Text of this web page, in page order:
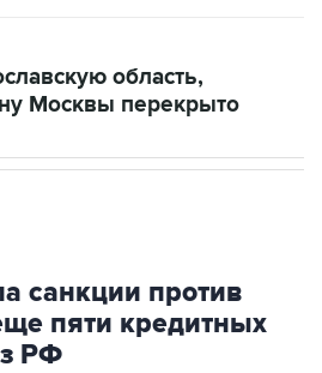
область,
Москвы перекрыто
санкции против
пяти кредитных
РФ